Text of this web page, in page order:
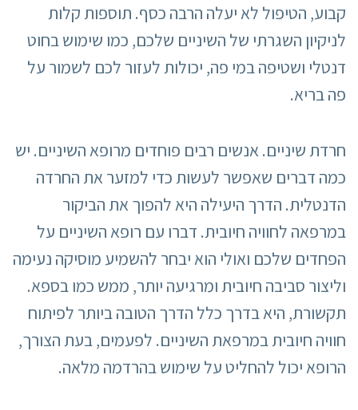
קבוע, הטיפול לא יעלה הרבה כסף. תוספות קלות
לניקיון השגרתי של השיניים שלכם, כמו שימוש בחוט
דנטלי ושטיפה במי פה, יכולות לעזור לכם לשמור על
פה בריא.
חרדת שיניים. אנשים רבים פוחדים מרופא השיניים. יש
כמה דברים שאפשר לעשות כדי למזער את החרדה
הדנטלית. הדרך היעילה היא להפוך את הביקור
במרפאה לחוויה חיובית. דברו עם רופא השיניים על
הפחדים שלכם ואולי הוא יבחר להשמיע מוסיקה נעימה
וליצור סביבה חיובית ומרגיעה יותר, ממש כמו בספא.
תקשורת, היא בדרך כלל הדרך הטובה ביותר לפיתוח
חוויה חיובית במרפאת השיניים. לפעמים, בעת הצורך,
הרופא יכול להחליט על שימוש בהרדמה מלאה.